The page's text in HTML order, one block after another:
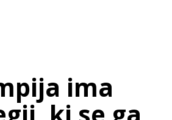
ima